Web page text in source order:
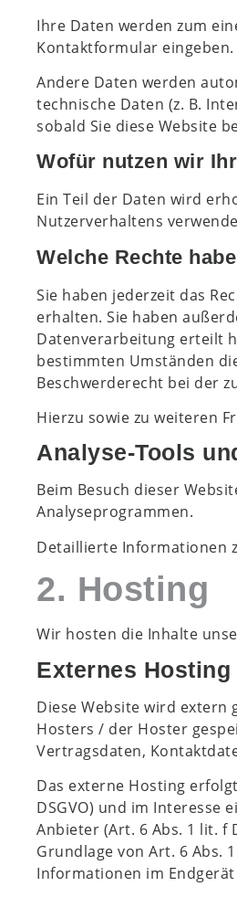
Ihre Daten werden zum
Kontaktformular eingeben.
Andere Daten werden
technische Daten (z. B.
sobald Sie diese Website
Wofür nutzen wir
Ein Teil der Daten wird
Nutzerverhaltens
Welche Rechte
Sie haben jederzeit das
erhalten. Sie haben
Datenverarbeitung erteilt
bestimmten Umständen
Beschwerderecht bei der
Hierzu sowie zu weiteren
Analyse-Tools
Beim Besuch dieser
Analyseprogrammen.
Detaillierte Informationen
2. Hosting
Wir hosten die Inhalte
Externes Hosting
Diese Website wird extern
Hosters / der Hoster
Vertragsdaten,
Das externe Hosting
DSGVO) und im Interesse
Anbieter (Art. 6 Abs. 1 lit. f
Grundlage von Art. 6 Abs.
Informationen im